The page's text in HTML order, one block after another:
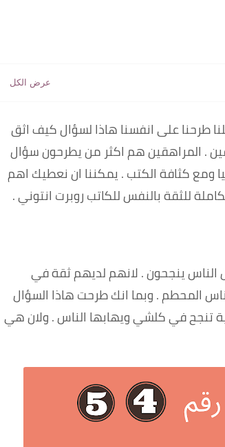
طرحنا على انفسنا هاذا لسؤال كيف اثق
. المراهقين هم اكثر من يطرحون سؤال
ومع كثافة الكتب . يمكننا ان نعطيك اهم
للثقة بالنفس للكاتب روبرت انتوني .
ينجحون . لانهم لديهم ثقة في
المحطم . وبما انك طرحت هاذا السؤال
في كلشي ويهابها الناس . ولان هي